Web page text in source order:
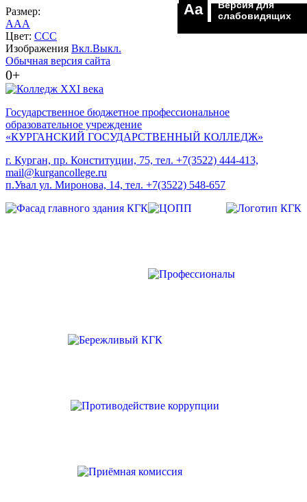
Размер:
AAA
Цвет: CCC
Изображения Вкл.Выкл.
Обычная версия сайта
0+
Aa
Версия для
слабовидящих
Государственное бюджетное профессиональное
образовательное учреждение
«КУРГАНСКИЙ ГОСУДАРСТВЕННЫЙ КОЛЛЕДЖ»
г. Курган, пр. Конституции, 75, тел. +7(3522) 444-413,
mail@kurgancollege.ru
п.Увал ул. Миронова, 14, тел. +7(3522) 548-657